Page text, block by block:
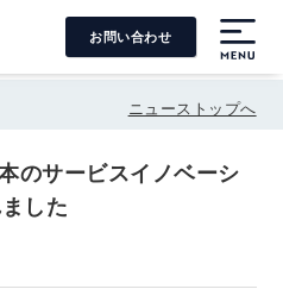
お問い合わせ
ニューストップへ
のサービスイノベーシ
した